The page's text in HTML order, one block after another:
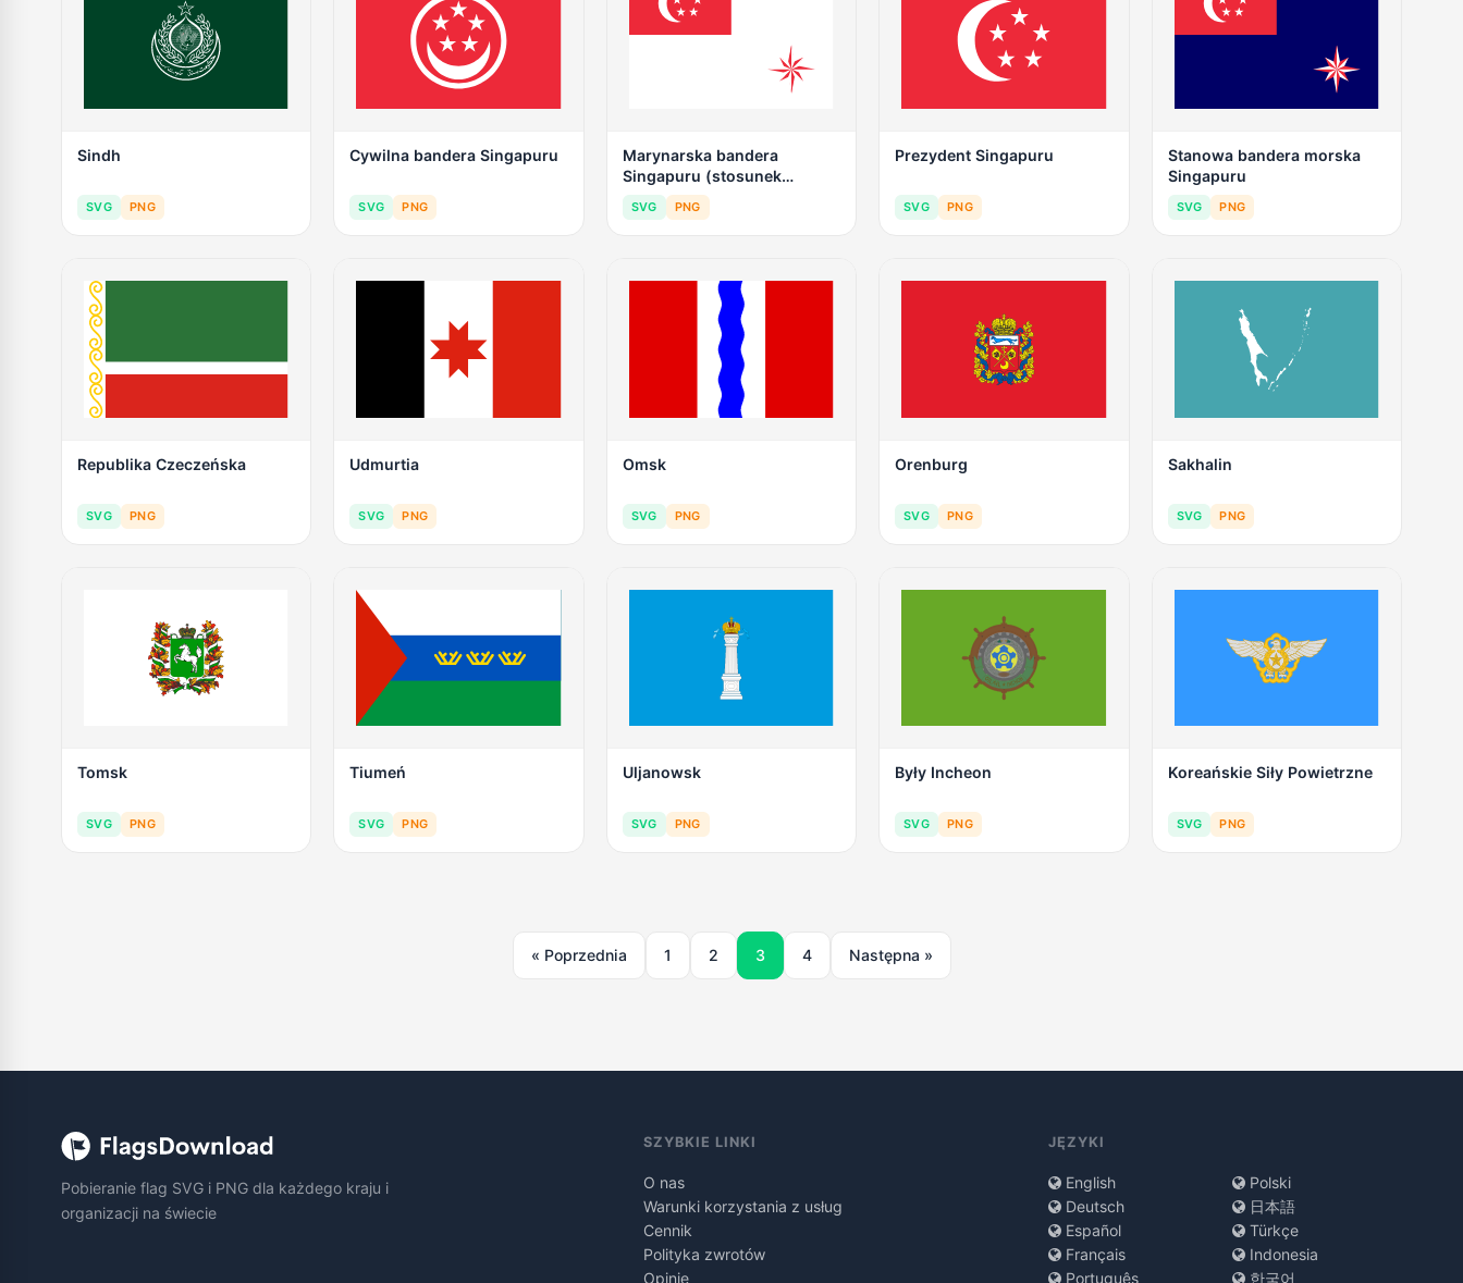
Sindh
SVG PNG
Cywilna bandera Singapuru
SVG PNG
Marynarska bandera
Singapuru (stosunek
prawny)
SVG PNG
Prezydent Singapuru
SVG PNG
Stanowa bandera morska
Singapuru
SVG PNG
Republika Czeczeńska
SVG PNG
Udmurtia
SVG PNG
Omsk
SVG PNG
Orenburg
SVG PNG
Sakhalin
SVG PNG
Tomsk
SVG PNG
Tiumeń
SVG PNG
Uljanowsk
SVG PNG
Były Incheon
SVG PNG
Koreańskie Siły Powietrzne
SVG PNG
« Poprzednia 1 2 3 4 Następna »
Pobieranie flag SVG i PNG dla każdego kraju i
organizacji na świecie
SZYBKIE LINKI
O nas
Warunki korzystania z usług
Cennik
Polityka zwrotów
Opinie
JĘZYKI
English
Deutsch
Español
Français
Português
Polski
日本語
Türkçe
Indonesia
한국어